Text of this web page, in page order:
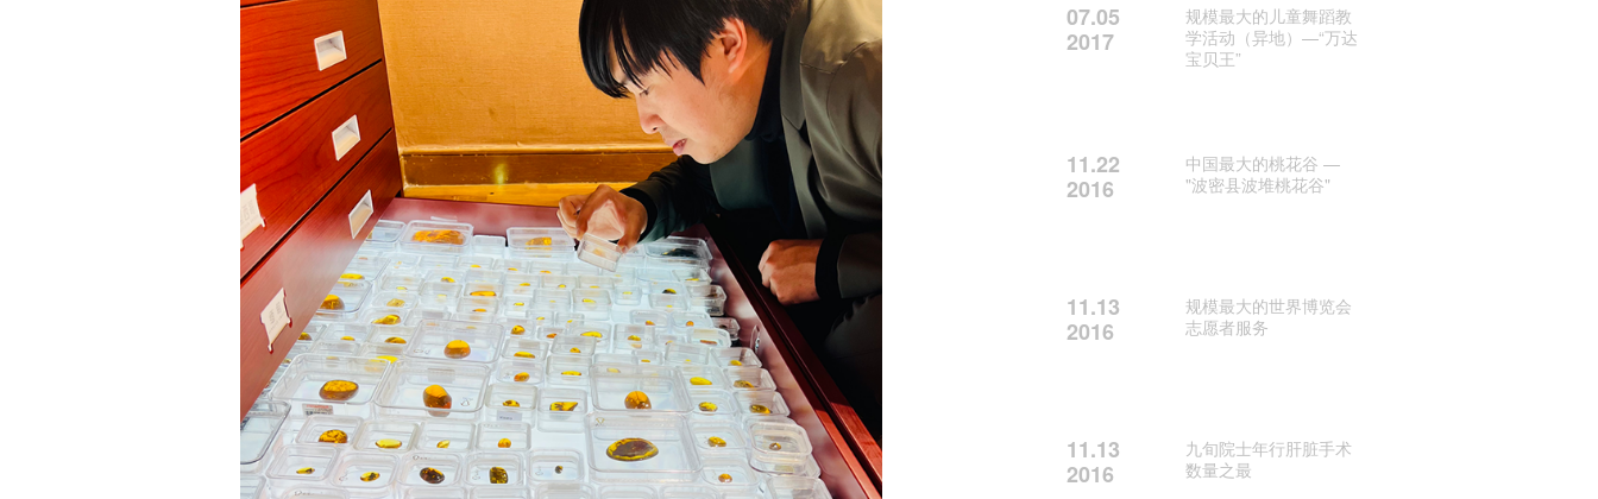
07.05
2017
规模最大的儿童舞蹈教
学活动（异地）—“万达
宝贝王”
11.22
2016
中国最大的桃花谷 —
"波密县波堆桃花谷"
11.13
2016
规模最大的世界博览会
志愿者服务
11.13
2016
九旬院士年行肝脏手术
数量之最